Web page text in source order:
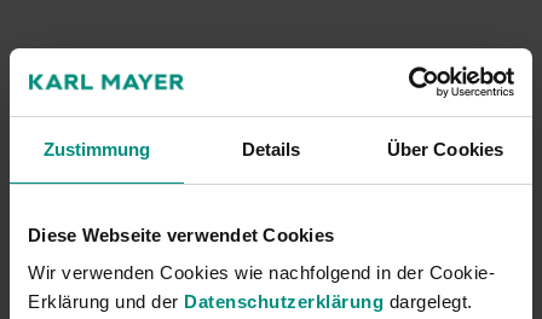
Zustimmung Details Über Cookies
Diese Webseite verwendet Cookies
Wir verwenden Cookies wie nachfolgend in der Cookie-
Erklärung und der Datenschutzerklärung dargelegt.